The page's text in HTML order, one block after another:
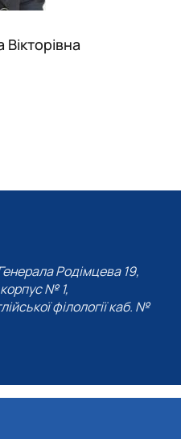
Родімцева 19,
№ 1,
філології каб. №